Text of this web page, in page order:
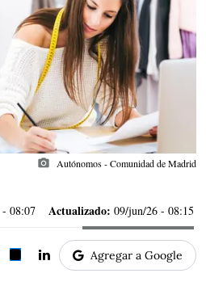
photo_camera Autónomos - Comunidad de Madrid
- 08:07 Actualizado: 09/jun/26 - 08:15
Agregar a Google